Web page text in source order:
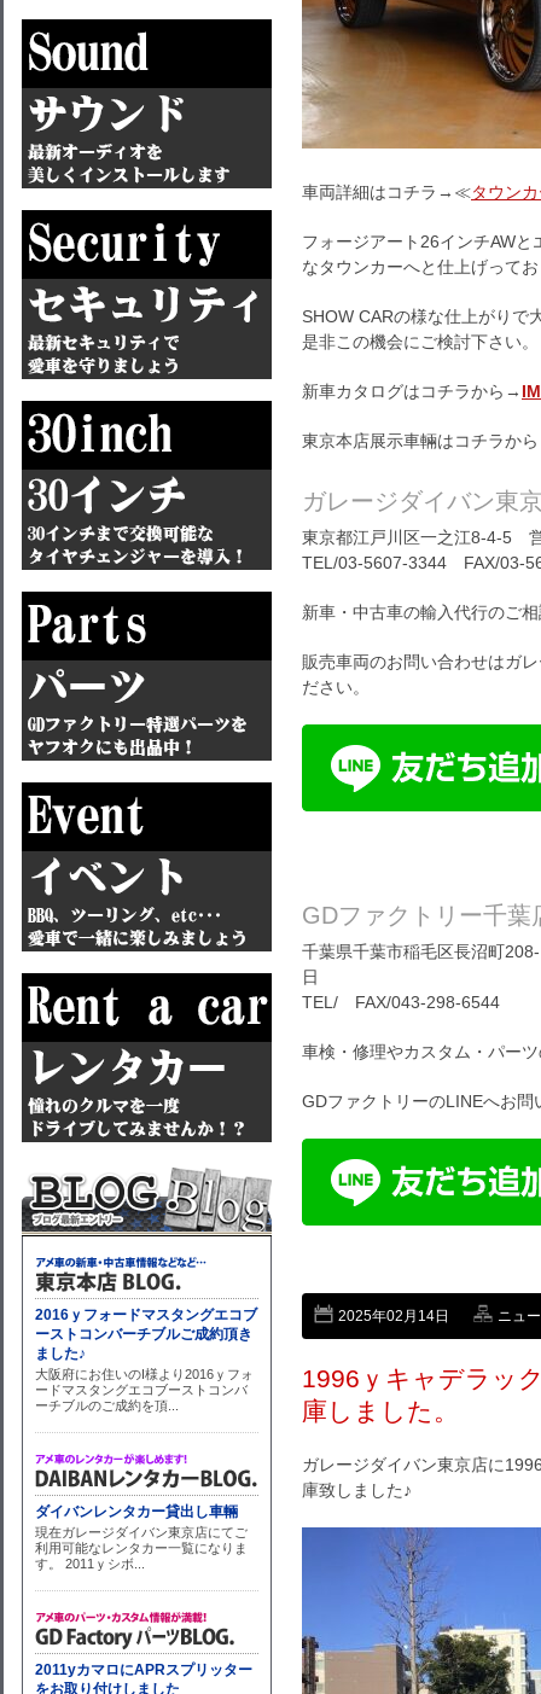
車両詳細はコチラ→≪タウン
フォージアート26インチAW
なタウンカーへと仕上げって
SHOW CARの様な仕上がりで
是非この機会にご検討下さい。
新車カタログはコチラから→
東京本店展示車輛はコチラか
ガレージダイバン東
東京都江戸川区一之江8-4-5
TEL/03-5607-3344 FAX/03-
新車・中古車の輸入代行のご
販売車両のお問い合わせはガ
ださい。
GDファクトリー千葉
千葉県千葉市稲毛区長沼町
日
TEL/ FAX/043-298-6544
車検・修理やカスタム・パー
GDファクトリーのLINEへお問
2025年02月14日 ニュ
1996ｙキャデラッ
庫しました。
ガレージダイバン東京店に
庫致しました♪